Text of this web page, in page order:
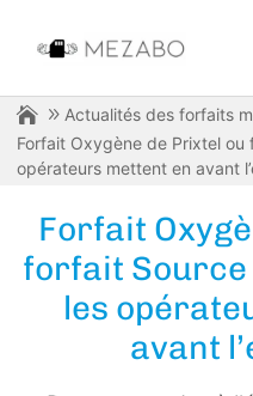
Actualités des forfaits
Forfait Oxygène de Prixtel
opérateurs mettent en avant
Forfait
forfait Source
les
avant